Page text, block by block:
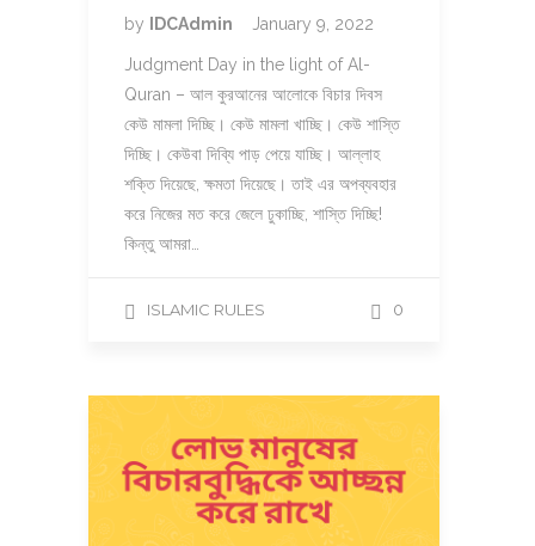
by IDCAdmin January 9, 2022
Judgment Day in the light of Al-
Quran – আল কুরআনের আলোকে বিচার দিবস
কেউ মামলা দিচ্ছি। কেউ মামলা খাচ্ছি। কেউ শাস্তি
দিচ্ছি। কেউবা দিব্যি পাড় পেয়ে যাচ্ছি। আল্লাহ
শক্তি দিয়েছে, ক্ষমতা দিয়েছে। তাই এর অপব্যবহার
করে নিজের মত করে জেলে ঢুকাচ্ছি, শাস্তি দিচ্ছি!
কিন্তু আমরা…
ISLAMIC RULES 0